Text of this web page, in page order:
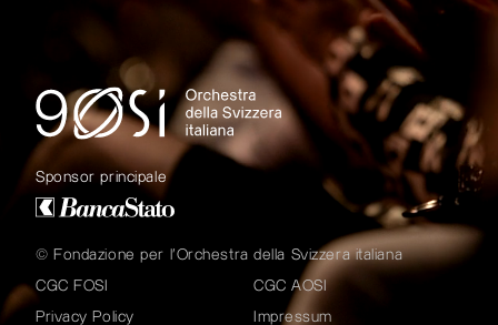
Sponsor principale
© Fondazione per l'Orchestra della Svizzera italiana
CGC FOSI
CGC AOSI
Privacy Policy
Impressum